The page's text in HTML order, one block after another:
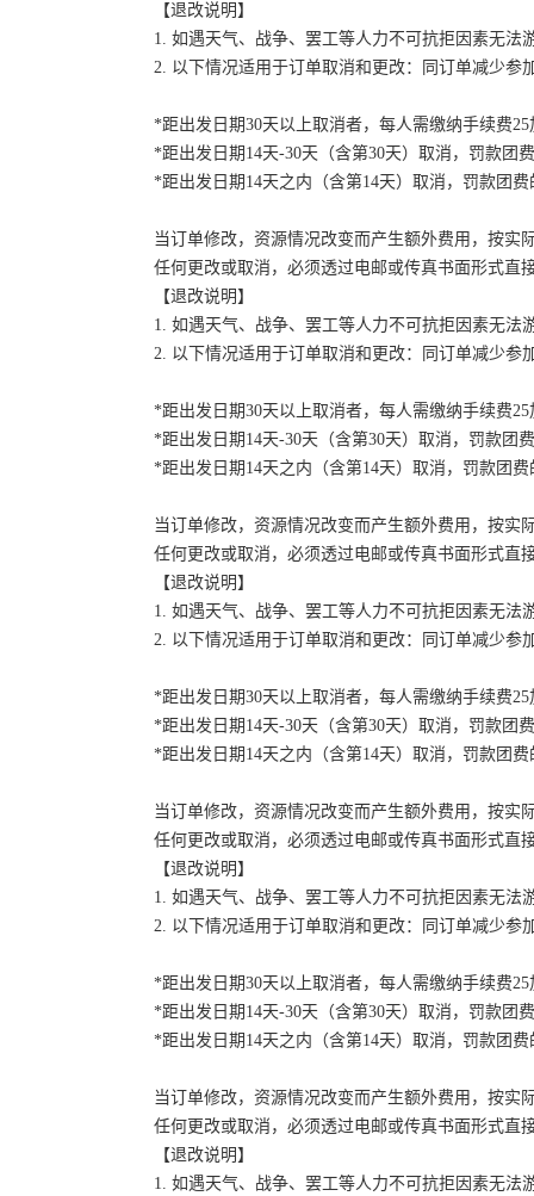
【退改说明】
1. 如遇天气、战争、罢工等人力不可抗拒因素无
2. 以下情况适用于订单取消和更改：同订单减少
*距出发日期30天以上取消者，每人需缴纳手续费
*距出发日期14天-30天（含第30天）取消，罚款团
*距出发日期14天之内（含第14天）取消，罚款团费
当订单修改，资源情况改变而产生额外费用，按实
任何更改或取消，必须透过电邮或传真书面形式直
【退改说明】
1. 如遇天气、战争、罢工等人力不可抗拒因素无
2. 以下情况适用于订单取消和更改：同订单减少
*距出发日期30天以上取消者，每人需缴纳手续费
*距出发日期14天-30天（含第30天）取消，罚款团
*距出发日期14天之内（含第14天）取消，罚款团费
当订单修改，资源情况改变而产生额外费用，按实
任何更改或取消，必须透过电邮或传真书面形式直
【退改说明】
1. 如遇天气、战争、罢工等人力不可抗拒因素无
2. 以下情况适用于订单取消和更改：同订单减少
*距出发日期30天以上取消者，每人需缴纳手续费
*距出发日期14天-30天（含第30天）取消，罚款团
*距出发日期14天之内（含第14天）取消，罚款团费
当订单修改，资源情况改变而产生额外费用，按实
任何更改或取消，必须透过电邮或传真书面形式直
【退改说明】
1. 如遇天气、战争、罢工等人力不可抗拒因素无
2. 以下情况适用于订单取消和更改：同订单减少
*距出发日期30天以上取消者，每人需缴纳手续费
*距出发日期14天-30天（含第30天）取消，罚款团
*距出发日期14天之内（含第14天）取消，罚款团费
当订单修改，资源情况改变而产生额外费用，按实
任何更改或取消，必须透过电邮或传真书面形式直
【退改说明】
1. 如遇天气、战争、罢工等人力不可抗拒因素无